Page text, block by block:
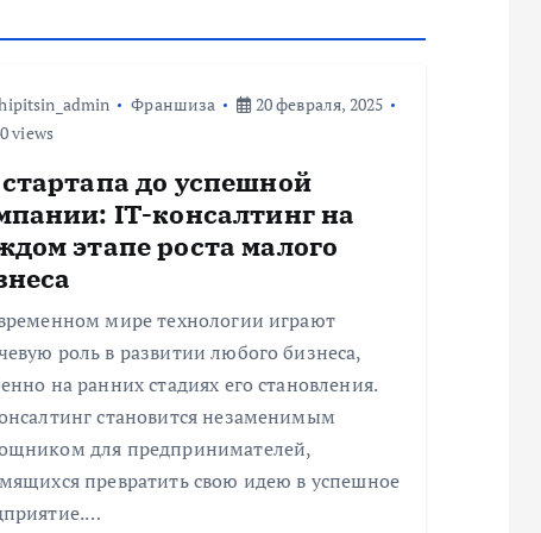
Франшиза
20 февраля, 2025
views
до успешной
IT-консалтинг на
этапе роста малого
мире технологии играют
роль в развитии любого бизнеса,
на ранних стадиях его становления.
становится незаменимым
для предпринимателей,
превратить свою идею в успешное